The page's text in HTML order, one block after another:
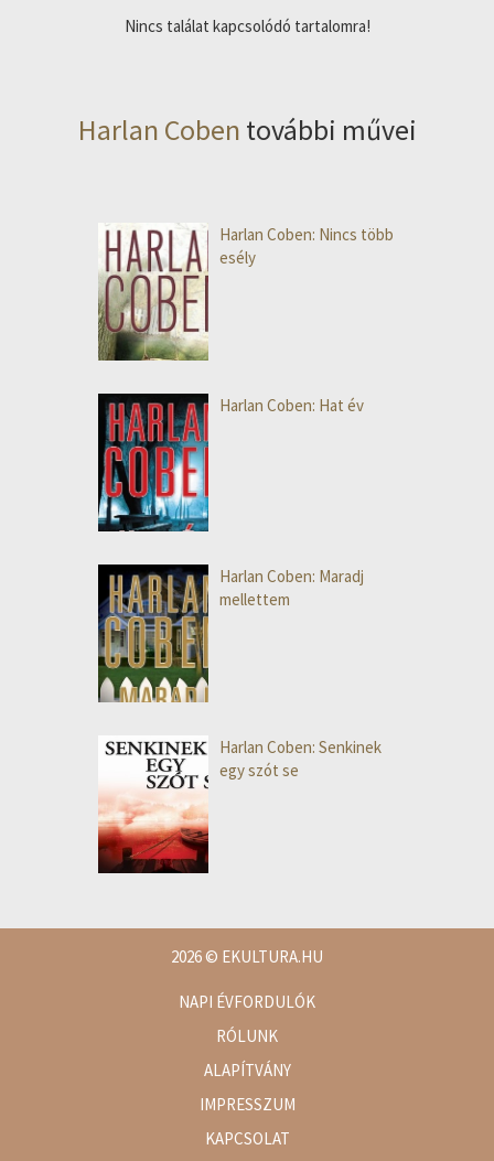
Nincs találat kapcsolódó tartalomra!
Harlan Coben további művei
Harlan Coben: Nincs több
esély
Harlan Coben: Hat év
Harlan Coben: Maradj
mellettem
Harlan Coben: Senkinek
egy szót se
2026© EKULTURA.HU
NAPI ÉVFORDULÓK
RÓLUNK
ALAPÍTVÁNY
IMPRESSZUM
KAPCSOLAT